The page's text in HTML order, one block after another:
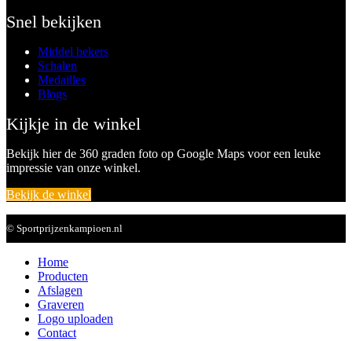
Snel bekijken
Middel bekers
Schalen
Medailles
Blogs
Kijkje in de winkel
Bekijk hier de 360 graden foto op Google Maps voor een leuke
impressie van onze winkel.
Bekijk de winkel
© Sportprijzenkampioen.nl
Home
Producten
Afslagen
Graveren
Logo uploaden
Contact